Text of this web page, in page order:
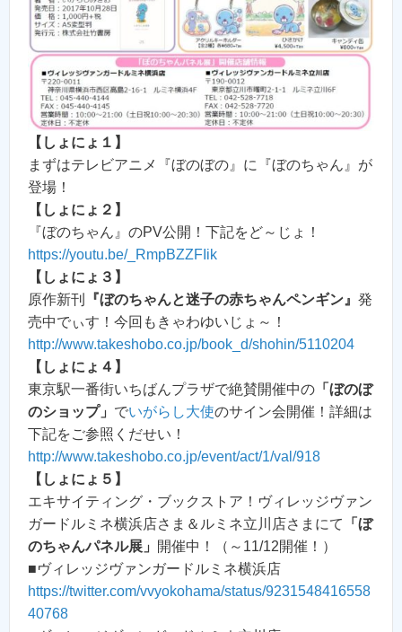
【しょにょ１】
まずはテレビアニメ『ぼのぼの』に『ぼのちゃん』が
登場！
【しょにょ２】
『ぼのちゃん』のPV公開！下記をど～じょ！
https://youtu.be/_RmpBZZFIik
【しょにょ３】
原作新刊
『ぼのちゃんと迷子の赤ちゃんペンギン』 発
売中でぃす！今回もきゃわゆいじょ～！
http://www.takeshobo.co.jp/book_d/shohin/5110204
【しょにょ４】
東京駅一番街いちばんプラザで絶賛開催中の 「ぼのぼ
のショップ」 でいがらし大使のサイン会開催！詳細は
下記をご参照くだせい！
http://www.takeshobo.co.jp/event/act/1/val/918
【しょにょ５】
エキサイティング・ブックストア！ヴィレッジヴァン
ガードルミネ横浜店さま＆ルミネ立川店さまにて
「ぼ
のちゃんパネル展」
開催中！（～11/12開催！）
■ヴィレッジヴァンガードルミネ横浜店
https://twitter.com/vvyokohama/status/9231548416558
40768